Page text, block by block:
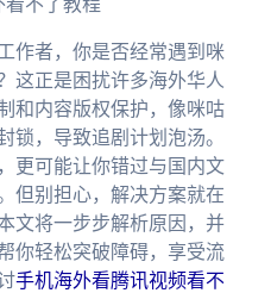
作者，你是否经常遇到咪
这正是困扰许多海外华人
内容版权保护，像咪咕
锁，导致追剧计划泡汤。
更可能让你错过与国内文
但别担心，解决方案就在
文将一步步解析原因，并
你轻松突破障碍，享受流
手机海外看腾讯视频看不